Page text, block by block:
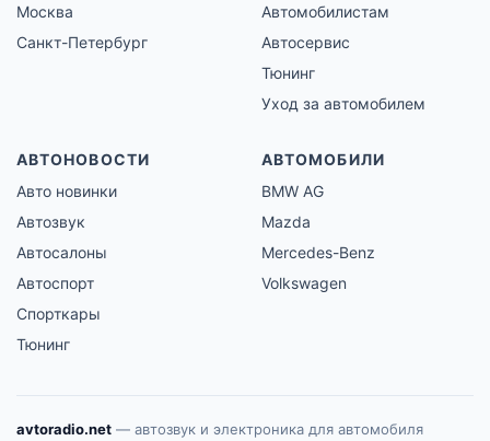
Москва
Санкт-Петербург
Автомобилистам
Автосервис
Тюнинг
Уход за автомобилем
АВТОНОВОСТИ
Авто новинки
Автозвук
Автосалоны
Автоспорт
Спорткары
Тюнинг
АВТОМОБИЛИ
BMW AG
Mazda
Mercedes-Benz
Volkswagen
avtoradio.net — автозвук и электроника для автомобиля